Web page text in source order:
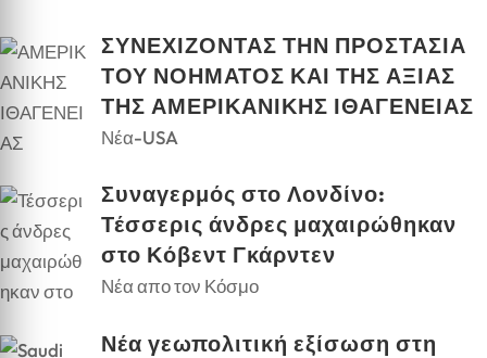
ΣΥΝΕΧΙΖΟΝΤΑΣ ΤΗΝ ΠΡΟΣΤΑΣΙΑ
ΤΟΥ ΝΟΗΜΑΤΟΣ ΚΑΙ ΤΗΣ ΑΞΙΑΣ
ΤΗΣ ΑΜΕΡΙΚΑΝΙΚΗΣ ΙΘΑΓΕΝΕΙΑΣ
Νέα-USA
Συναγερμός στο Λονδίνο:
Τέσσερις άνδρες μαχαιρώθηκαν
στο Κόβεντ Γκάρντεν
Νέα απο τον Κόσμο
Νέα γεωπολιτική εξίσωση στη